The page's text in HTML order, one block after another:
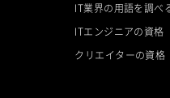
IT業界の用語を調べ
ITエンジニアの資格
クリエイターの資格